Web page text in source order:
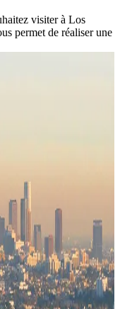
visiter à Los
permet de réaliser une